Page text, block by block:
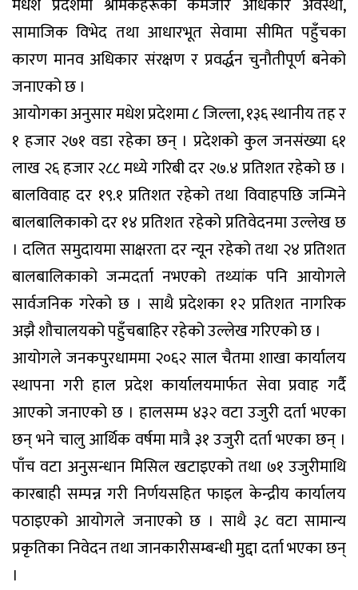
सामाजिक विभेद तथा आधारभूत सेवामा सीमित पहुँचका
कारण मानव अधिकार संरक्षण र प्रवर्द्धन चुनौतीपूर्ण बनेको
जनाएको छ ।
आयोगका अनुसार मधेश प्रदेशमा ८ जिल्ला, १३६ स्थानीय तह र
१ हजार २७१ वडा रहेका छन् । प्रदेशको कुल जनसंख्या ६१
लाख २६ हजार २८८ मध्ये गरिबी दर २७.४ प्रतिशत रहेको छ ।
बालविवाह दर १९.१ प्रतिशत रहेको तथा विवाहपछि जन्मिने
बालबालिकाको दर १४ प्रतिशत रहेको प्रतिवेदनमा उल्लेख छ
। दलित समुदायमा साक्षरता दर न्यून रहेको तथा २४ प्रतिशत
बालबालिकाको जन्मदर्ता नभएको तथ्यांक पनि आयोगले
सार्वजनिक गरेको छ । साथै प्रदेशका १२ प्रतिशत नागरिक
अझै शौचालयको पहुँचबाहिर रहेको उल्लेख गरिएको छ ।
आयोगले जनकपुरधाममा २०६२ साल चैतमा शाखा कार्यालय
स्थापना गरी हाल प्रदेश कार्यालयमार्फत सेवा प्रवाह गर्दै
आएको जनाएको छ । हालसम्म ४३२ वटा उजुरी दर्ता भएका
छन् भने चालु आर्थिक वर्षमा मात्रै ३१ उजुरी दर्ता भएका छन् ।
पाँच वटा अनुसन्धान मिसिल खटाइएको तथा ७१ उजुरीमाथि
कारबाही सम्पन्न गरी निर्णयसहित फाइल केन्द्रीय कार्यालय
पठाइएको आयोगले जनाएको छ । साथै ३८ वटा सामान्य
प्रकृतिका निवेदन तथा जानकारीसम्बन्धी मुद्दा दर्ता भएका छन्
।